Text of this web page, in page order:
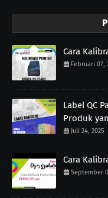
Cara
Februari 07,
Label QC
Produk
Juli 24, 2025
Cara
September